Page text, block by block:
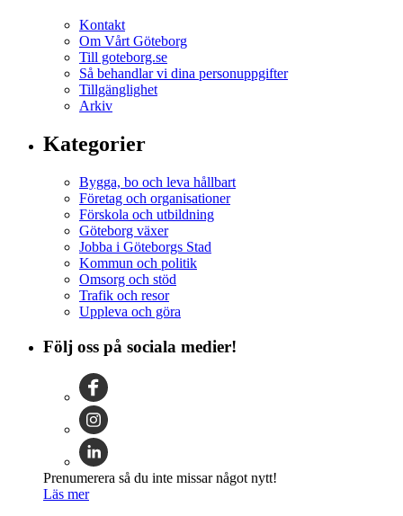
Kontakt
Om Vårt Göteborg
Till goteborg.se
Så behandlar vi dina personuppgifter
Tillgänglighet
Arkiv
Kategorier
Bygga, bo och leva hållbart
Företag och organisationer
Förskola och utbildning
Göteborg växer
Jobba i Göteborgs Stad
Kommun och politik
Omsorg och stöd
Trafik och resor
Uppleva och göra
Följ oss på sociala medier!
Prenumerera så du inte missar något nytt!
Läs mer